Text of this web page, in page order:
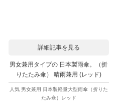
詳細記事を見る
男女兼用タイプの 日本製雨傘。（折
りたたみ傘） 晴雨兼用 (レッド)
人気 男女兼用 日本製軽量大型雨傘（折りた
たみ傘）レッド